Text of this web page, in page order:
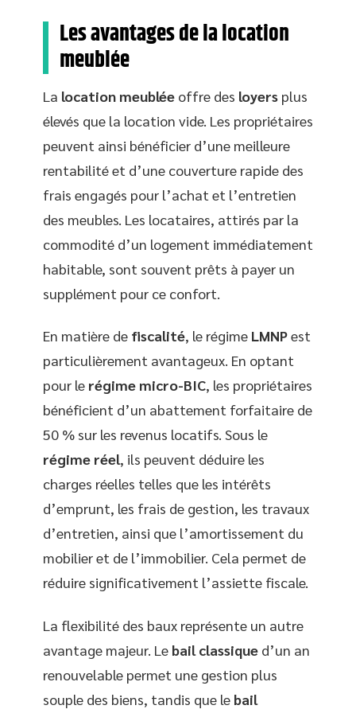
Les avantages de la location
meublée
La location meublée offre des loyers plus
élevés que la location vide. Les propriétaires
peuvent ainsi bénéficier d’une meilleure
rentabilité et d’une couverture rapide des
frais engagés pour l’achat et l’entretien
des meubles. Les locataires, attirés par la
commodité d’un logement immédiatement
habitable, sont souvent prêts à payer un
supplément pour ce confort.
En matière de fiscalité, le régime LMNPest
particulièrement avantageux. En optant
pour le régime micro-BIC, les propriétaires
bénéficient d’un abattement forfaitaire de
50 % sur les revenus locatifs. Sous le
régime réel, ils peuvent déduire les
charges réelles telles que les intérêts
d’emprunt, les frais de gestion, les travaux
d’entretien, ainsi que l’amortissement du
mobilier et de l’immobilier. Cela permet de
réduire significativement l’assiette fiscale.
La flexibilité des baux représente un autre
avantage majeur. Le bail classique d’un an
renouvelable permet une gestion plus
souple des biens, tandis que le bail